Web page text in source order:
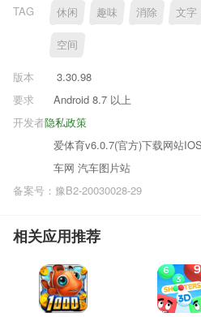
TAG 休闲 趣味 消除 文字
空间
版本
3.30.98
要求
Android 8.7 以上
隐私政策
开发者
爱体育v6.0.7(官方)下载网站
车网 汽车图片站
备案号：豫B2-20030028-29
相关应用推荐